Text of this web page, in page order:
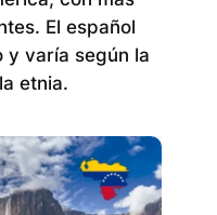
El español
y varía según la
etnia.